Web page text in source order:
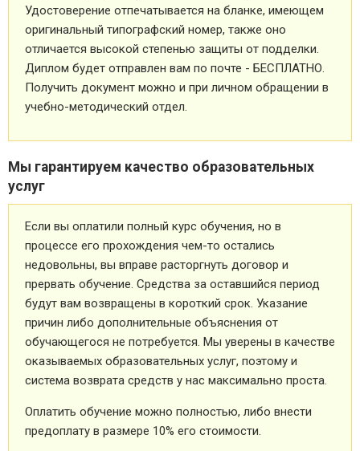
Удостоверение отпечатывается на бланке, имеющем
оригинальный типографский номер, также оно
отличается высокой степенью защиты от подделки.
Диплом будет отправлен вам по почте - БЕСПЛАТНО.
Получить документ можно и при личном обращении в
учебно-методический отдел.
Мы гарантируем качество образовательных
услуг
Если вы оплатили полный курс обучения, но в
процессе его прохождения чем-то остались
недовольны, вы вправе расторгнуть договор и
прервать обучение. Средства за оставшийся период
будут вам возвращены в короткий срок. Указание
причин либо дополнительные объяснения от
обучающегося не потребуется. Мы уверены в качестве
оказываемых образовательных услуг, поэтому и
система возврата средств у нас максимально проста.
Оплатить обучение можно полностью, либо внести
предоплату в размере 10% его стоимости.